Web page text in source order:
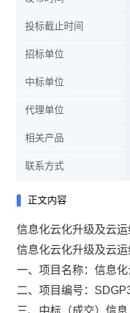
投标截止时间
招标单位
中标单位
代理单位
相关产品
联系方式
正文内容
信息化云化升级及云
信息化云化升级及云
一、项目名称：信息
二、项目编号：
三、中标（成交）信息